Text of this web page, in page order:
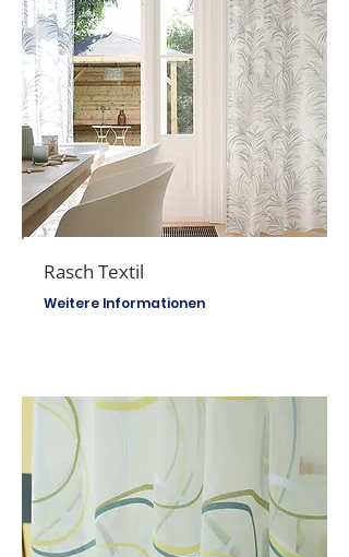
Rasch Textil
Weitere Informationen